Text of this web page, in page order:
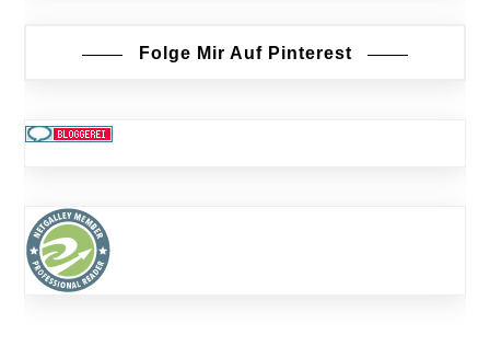
Folge Mir Auf Pinterest